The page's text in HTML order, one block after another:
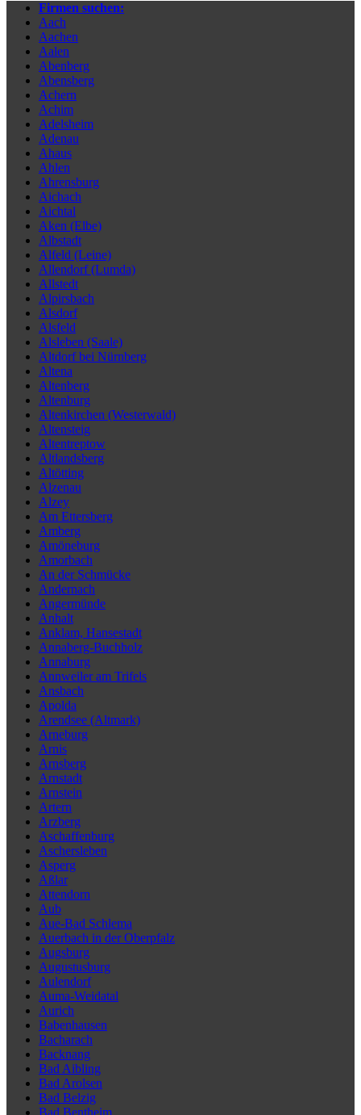
Firmen suchen:
Aach
Aachen
Aalen
Abenberg
Abensberg
Achern
Achim
Adelsheim
Adenau
Ahaus
Ahlen
Ahrensburg
Aichach
Aichtal
Aken (Elbe)
Albstadt
Alfeld (Leine)
Allendorf (Lumda)
Allstedt
Alpirsbach
Alsdorf
Alsfeld
Alsleben (Saale)
Altdorf bei Nürnberg
Altena
Altenberg
Altenburg
Altenkirchen (Westerwald)
Altensteig
Altentreptow
Altlandsberg
Altötting
Alzenau
Alzey
Am Ettersberg
Amberg
Amöneburg
Amorbach
An der Schmücke
Andernach
Angermünde
Anhalt
Anklam, Hansestadt
Annaberg-Buchholz
Annaburg
Annweiler am Trifels
Ansbach
Apolda
Arendsee (Altmark)
Arneburg
Arnis
Arnsberg
Arnstadt
Arnstein
Artern
Arzberg
Aschaffenburg
Aschersleben
Asperg
Aßlar
Attendorn
Aub
Aue-Bad Schlema
Auerbach in der Oberpfalz
Augsburg
Augustusburg
Aulendorf
Auma-Weidatal
Aurich
Babenhausen
Bacharach
Backnang
Bad Aibling
Bad Arolsen
Bad Belzig